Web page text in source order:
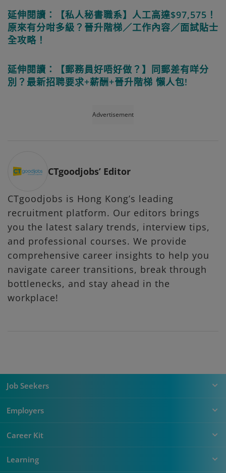
延伸閱讀：【私人秘書職系】人工高達$97,575！
原來有分咁多級？晉升階梯／工作內容／面試貼士
全攻略！
延伸閱讀：【郵務員好唔好做？】同郵差有咩分
別？最新招聘要求+薪酬+晉升階梯 懶人包!
Advertisement
CTgoodjobs’ Editor
CTgoodjobs is Hong Kong’s leading
recruitment platform. Our editors brings
you the latest salary trends, interview tips,
and professional courses. We provide
comprehensive career insights to help you
navigate career transitions, break through
bottlenecks, and stay ahead in the
workplace!
Job Seekers
Employers
Career Kit
Learning